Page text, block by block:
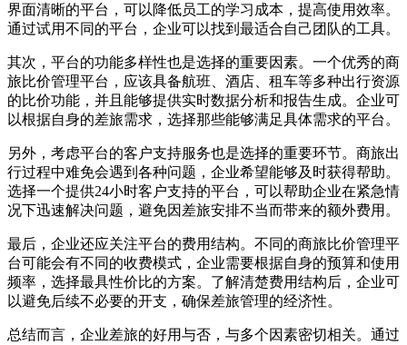
界面清晰的平台，可以降低员工的学习成本，提高使用效率。
通过试用不同的平台，企业可以找到最适合自己团队的工具。
其次，平台的功能多样性也是选择的重要因素。一个优秀的商
旅比价管理平台，应该具备航班、酒店、租车等多种出行资源
的比价功能，并且能够提供实时数据分析和报告生成。企业可
以根据自身的差旅需求，选择那些能够满足具体需求的平台。
另外，考虑平台的客户支持服务也是选择的重要环节。商旅出
行过程中难免会遇到各种问题，企业希望能够及时获得帮助。
选择一个提供24小时客户支持的平台，可以帮助企业在紧急情
况下迅速解决问题，避免因差旅安排不当而带来的额外费用。
最后，企业还应关注平台的费用结构。不同的商旅比价管理平
台可能会有不同的收费模式，企业需要根据自身的预算和使用
频率，选择最具性价比的方案。了解清楚费用结构后，企业可
以避免后续不必要的开支，确保差旅管理的经济性。
总结而言，企业差旅的好用与否，与多个因素密切相关。通过